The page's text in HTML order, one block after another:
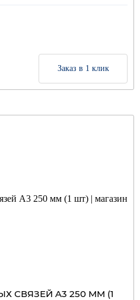
Заказ в 1 клик
СВЯЗЕЙ A3 250 ММ (1